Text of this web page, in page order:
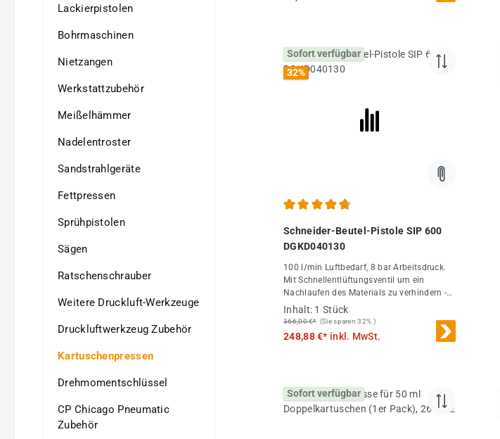
Lackierpistolen
Bohrmaschinen
Nietzangen
Werkstattzubehör
Meißelhämmer
Nadelentroster
Sandstrahlgeräte
Fettpressen
Sprühpistolen
Sägen
Ratschenschrauber
Weitere Druckluft-Werkzeuge
Druckluftwerkzeug Zubehör
Kartuschenpressen
Drehmomentschlüssel
CP Chicago Pneumatic
Zubehör
Sofort verfügbar
32%
Schneider-Beutel-Pistole SIP 600
DGKD040130
100 l/min Luftbedarf, 8 bar Arbeitsdruck.
Mit Schnellentlüftungsventil um ein
Nachlaufen des Materials zu verhindern -
Schneider Beutel-Pistole bei DF Druckluft-
Fachhandel
Inhalt: 1 Stück
366,00 €* (Sie sparen 32% )
248,88 €* inkl. MwSt.
Sofort verfügbar